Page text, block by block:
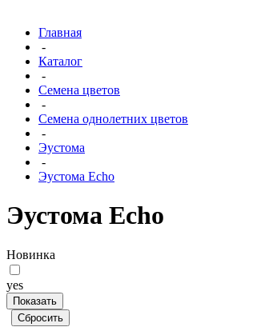
Главная
-
Каталог
-
Семена цветов
-
Семена однолетних цветов
-
Эустома
-
Эустома Echo
Эустома Echo
Новинка
yes